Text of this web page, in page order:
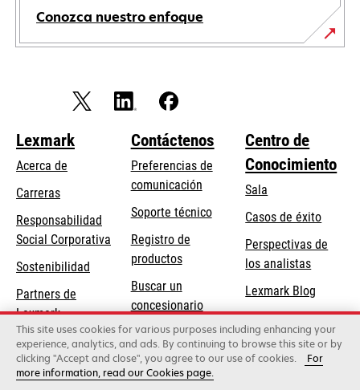
Conozca nuestro enfoque
Lexmark
Acerca de
Carreras
Responsabilidad
Social Corporativa opens
new
tab
Sostenibilidad
Partners de
Lexmark
Contáctenos
Preferencias de
comunicación
Soporte técnicoopens
Registro de
productos
Buscar un
concesionario
Centro de
Conocimiento
Sala
Casos de éxito
Perspectivas de
los analistas
Lexmark Blog
Lexmark International, Inc., una empresa de Xerox
©2026 Todos los derechos reservados.
This site uses cookies for various purposes including enhancing your
experience, analytics, and ads. By continuing to browse this site or by
clicking "Accept and close", you agree to our use of cookies.
For
more information, read our Cookies page.